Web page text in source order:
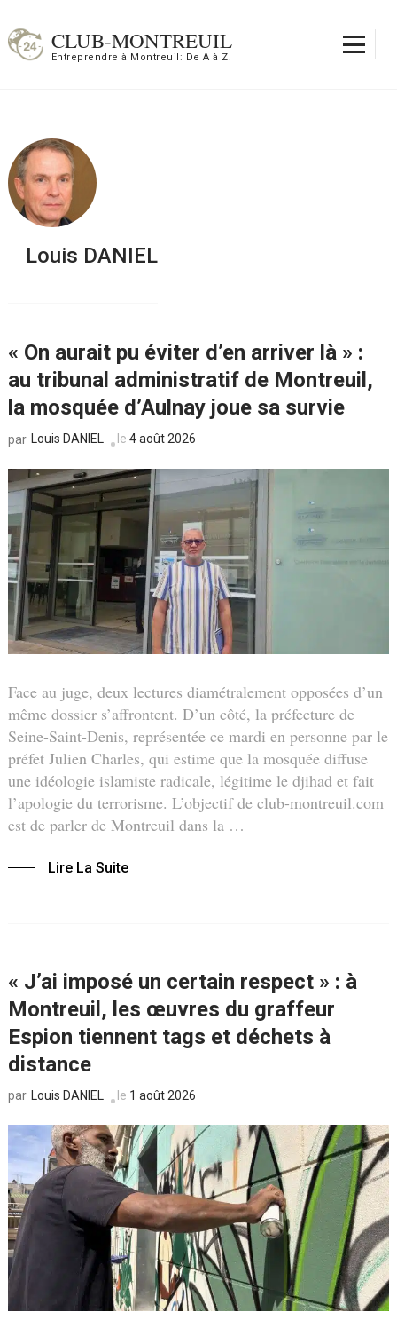
au
contenu
CLUB-MONTREUIL
Entreprendre à Montreuil: De A à Z.
Louis DANIEL
« On aurait pu éviter d’en arriver là » :
au tribunal administratif de Montreuil,
la mosquée d’Aulnay joue sa survie
par Louis DANIEL le 4 août 2026
Face au juge, deux lectures diamétralement opposées d’un
même dossier s’affrontent. D’un côté, la préfecture de
Seine-Saint-Denis, représentée ce mardi en personne par le
préfet Julien Charles, qui estime que la mosquée diffuse
une idéologie islamiste radicale, légitime le djihad et fait
l’apologie du terrorisme. L’objectif de club-montreuil.com
est de parler de Montreuil dans la …
Lire La Suite
« J’ai imposé un certain respect » : à
Montreuil, les œuvres du graffeur
Espion tiennent tags et déchets à
distance
par Louis DANIEL le 1 août 2026